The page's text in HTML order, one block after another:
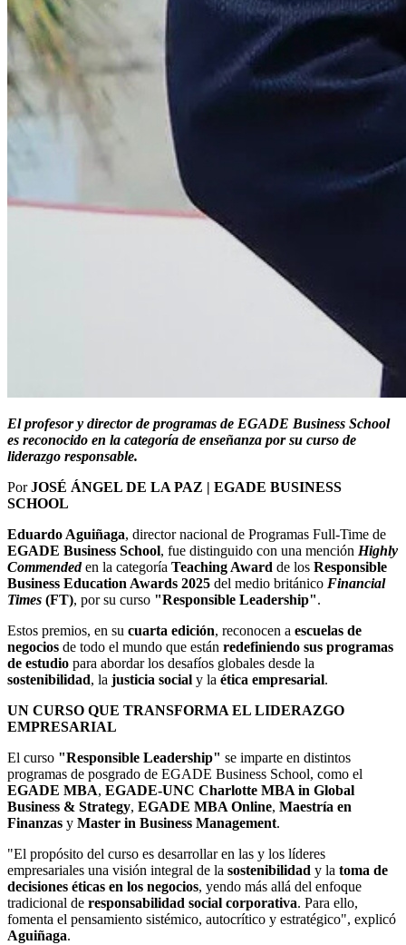
El profesor y director de programas de EGADE Business School
es reconocido en la categoría de enseñanza por su curso de
liderazgo responsable.
PorJOSÉ ÁNGEL DE LA PAZ | EGADE BUSINESS
SCHOOL
Eduardo Aguiñaga, director nacional de Programas Full-Time de
EGADE Business School, fue distinguido con una mención Highly
Commendeden la categoría Teaching Award de los Responsible
Business Education Awards 2025 del medio británico Financial
Times (FT), por su curso "Responsible Leadership".
Estos premios, en su cuarta edición, reconocen a escuelas de
negocios de todo el mundo que están redefiniendo sus programas
de estudio para abordar los desafíos globales desde la
sostenibilidad, la justicia social y la ética empresarial.
UN CURSO QUE TRANSFORMA EL LIDERAZGO
EMPRESARIAL
El curso "Responsible Leadership" se imparte en distintos
programas de posgrado de EGADE Business School, como el
EGADE MBA, EGADE-UNC Charlotte MBA in Global
Business & Strategy, EGADE MBA Online, Maestría en
Finanzas y Master in Business Management.
"El propósito del curso es desarrollar en las y los líderes
empresariales una visión integral de la sostenibilidad y la toma de
decisiones éticas en los negocios, yendo más allá del enfoque
tradicional de responsabilidad social corporativa. Para ello,
fomenta el pensamiento sistémico, autocrítico y estratégico", explicó
Aguiñaga.